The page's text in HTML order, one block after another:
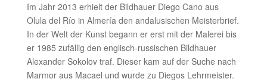
Im Jahr 2013 erhielt der Bildhauer Diego Cano aus
Olula del Río in Almería den andalusischen Meisterbrief.
In der Welt der Kunst begann er erst mit der Malerei bis
er 1985 zufällig den englisch-russischen Bildhauer
Alexander Sokolov traf. Dieser kam auf der Suche nach
Marmor aus Macael und wurde zu Diegos Lehrmeister.